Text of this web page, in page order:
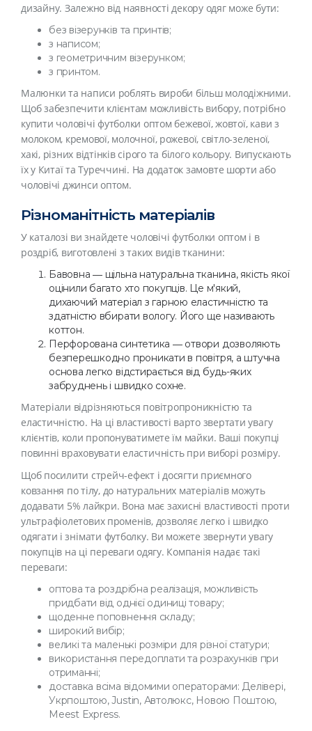
дизайну. Залежно від наявності декору одяг може бути:
без візерунків та принтів;
з написом;
з геометричним візерунком;
з принтом.
Малюнки та написи роблять вироби більш молодіжними.
Щоб забезпечити клієнтам можливість вибору, потрібно
купити чоловічі футболки оптом бежевої, жовтої, кави з
молоком, кремової, молочної, рожевої, світло-зеленої,
хакі, різних відтінків сірого та білого кольору. Випускають
їх у Китаї та Туреччині. На додаток замовте шорти або
чоловічі джинси оптом.
Різноманітність матеріалів
У каталозі ви знайдете чоловічі футболки оптом і в
роздріб, виготовлені з таких видів тканини:
Бавовна ― щільна натуральна тканина, якість якої
оцінили багато хто покупців. Це м'який,
дихаючий матеріал з гарною еластичністю та
здатністю вбирати вологу. Його ще називають
коттон.
Перфорована синтетика ― отвори дозволяють
безперешкодно проникати в повітря, а штучна
основа легко відстирається від будь-яких
забруднень і швидко сохне.
Матеріали відрізняються повітропроникністю та
еластичністю. На ці властивості варто звертати увагу
клієнтів, коли пропонуватимете їм майки. Ваші покупці
повинні враховувати еластичність при виборі розміру.
Щоб посилити стрейч-ефект і досягти приємного
ковзання по тілу, до натуральних матеріалів можуть
додавати 5% лайкри. Вона має захисні властивості проти
ультрафіолетових променів, дозволяє легко і швидко
одягати і знімати футболку. Ви можете звернути увагу
покупців на ці переваги одягу. Компанія надає такі
переваги:
оптова та роздрібна реалізація, можливість
придбати від однієї одиниці товару;
щоденне поповнення складу;
широкий вибір;
великі та маленькі розміри для різної статури;
використання передоплати та розрахунків при
отриманні;
доставка всіма відомими операторами: Делівері,
Укрпоштою, Justin, Автолюкс, Новою Поштою,
Meest Express.